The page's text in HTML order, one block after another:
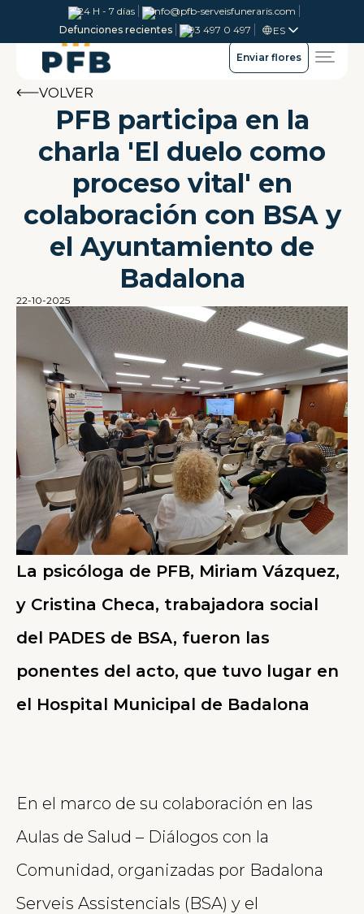
24 H - 7 días
info@pfb-serveisfuneraris.com
Defunciones recientes
93 497 0 497 ES
Enviar flores
VOLVER
PFB participa en la
charla 'El duelo como
proceso vital' en
colaboración con BSA y
el Ayuntamiento de
Badalona
22-10-2025
La psicóloga de PFB, Miriam Vázquez,
y Cristina Checa, trabajadora social
del PADES de BSA, fueron las
ponentes del acto, que tuvo lugar en
el Hospital Municipal de Badalona
En el marco de su colaboración en las
Aulas de Salud – Diálogos con la
Comunidad, organizadas por Badalona
Serveis Assistencials (BSA) y el